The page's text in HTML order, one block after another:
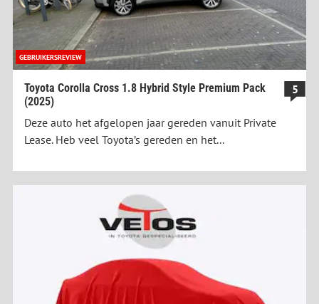
GEBRUIKERSREVIEW
Toyota Corolla Cross 1.8 Hybrid Style Premium Pack
(2025)
5
Deze auto het afgelopen jaar gereden vanuit Private
Lease. Heb veel Toyota’s gereden en het...